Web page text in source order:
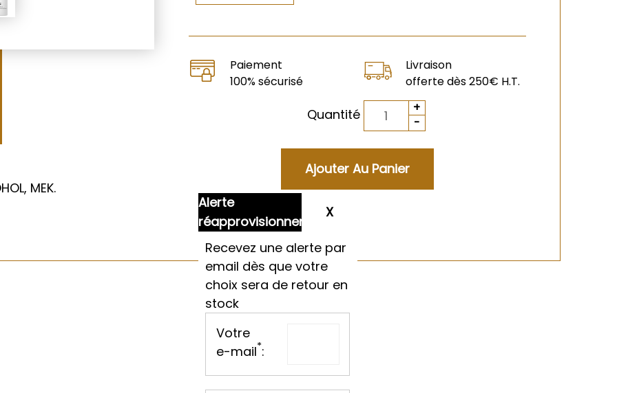
Paiement
100% sécurisé
Livraison
offerte dès 250€ H.T.
Quantité
Alerte
réapprovisionnement
Recevez une alerte par
email dès que votre
choix sera de retour en
stock
Votre
e-mail*:
MEK.